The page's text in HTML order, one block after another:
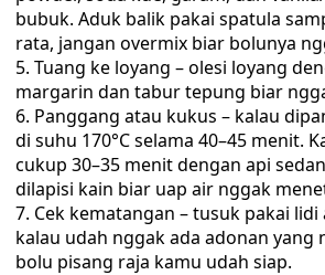
bubuk. Aduk balik pakai spatula
rata, jangan overmix biar bolunya
Tuang ke loyang – olesi loyang
margarin dan tabur tepung biar
Panggang atau kukus – kalau
di suhu 170°C selama 40–45 menit.
cukup 30–35 menit dengan api
dilapisi kain biar uap air nggak
Cek kematangan – tusuk pakai
kalau udah nggak ada adonan yang
bolu pisang raja kamu udah siap.